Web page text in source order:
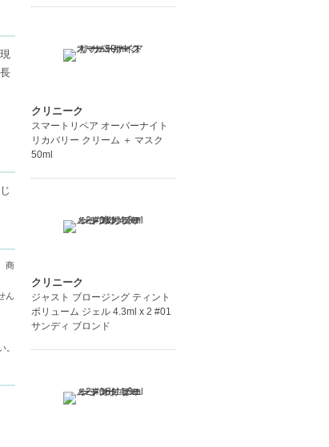
商
ん
。
クリニーク
スマートリペア オーバーナイト
リカバリー クリーム ＋ マスク
50ml
クリニーク
ジャスト ブロージング ティント
ボリューム ジェル 4.3ml x 2 #01
サンディ ブロンド